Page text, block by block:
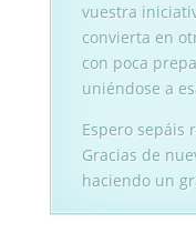
vuestra
convierta en
con poca
uniéndose a
Espero sepáis
Gracias de
haciendo un